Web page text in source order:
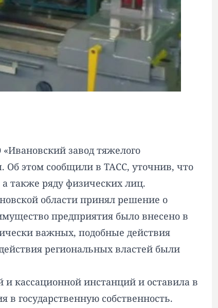
завод тяжелого
Об этом сообщили в ТАСС, уточнив, что
также ряду физических лиц.
области принял решение о
предприятия было внесено в
важных, подобные действия
региональных властей были
кассационной инстанций и оставила в
государственную собственность.